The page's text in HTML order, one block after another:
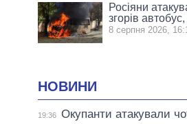
Росіяни
згорів
8 серпня 2026,
НОВИНИ
19:36 Окупанти атакували